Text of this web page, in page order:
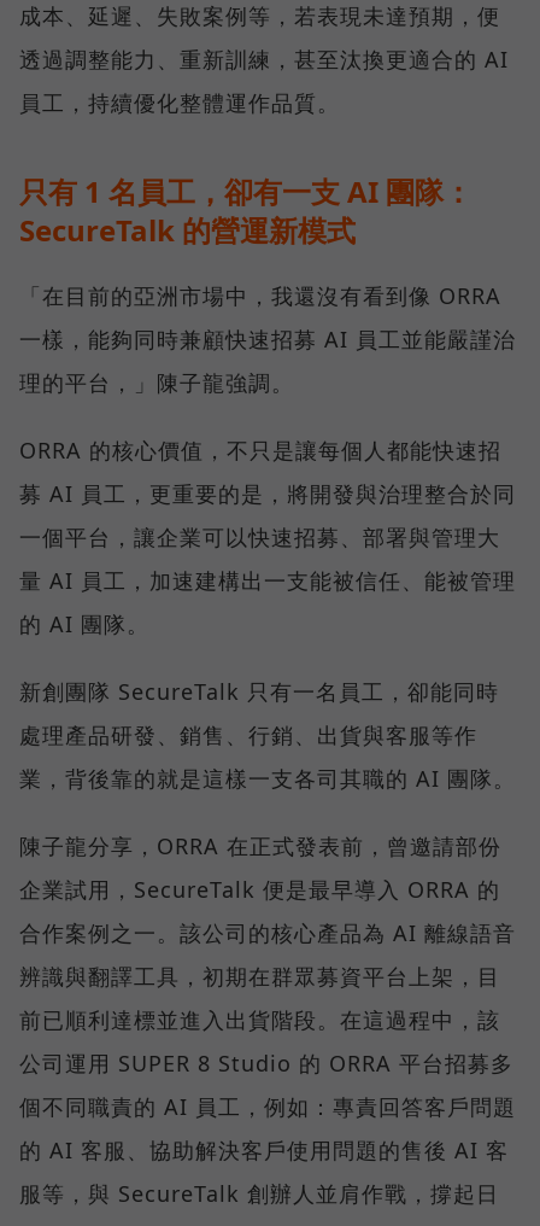
成本、延遲、失敗案例等，若表現未達預期，便
透過調整能力、重新訓練，甚至汰換更適合的 AI
員工，持續優化整體運作品質。
只有 1 名員工，卻有一支 AI 團隊：
SecureTalk 的營運新模式
「在目前的亞洲市場中，我還沒有看到像 ORRA
一樣，能夠同時兼顧快速招募 AI 員工並能嚴謹治
理的平台，」陳子龍強調。
ORRA 的核心價值，不只是讓每個人都能快速招
募 AI 員工，更重要的是，將開發與治理整合於同
一個平台，讓企業可以快速招募、部署與管理大
量 AI 員工，加速建構出一支能被信任、能被管理
的 AI 團隊。
新創團隊 SecureTalk 只有一名員工，卻能同時
處理產品研發、銷售、行銷、出貨與客服等作
業，背後靠的就是這樣一支各司其職的 AI 團隊。
陳子龍分享，ORRA 在正式發表前，曾邀請部份
企業試用，SecureTalk 便是最早導入 ORRA 的
合作案例之一。該公司的核心產品為 AI 離線語音
辨識與翻譯工具，初期在群眾募資平台上架，目
前已順利達標並進入出貨階段。在這過程中，該
公司運用 SUPER 8 Studio 的 ORRA 平台招募多
個不同職責的 AI 員工，例如：專責回答客戶問題
的 AI 客服、協助解決客戶使用問題的售後 AI 客
服等，與 SecureTalk 創辦人並肩作戰，撐起日